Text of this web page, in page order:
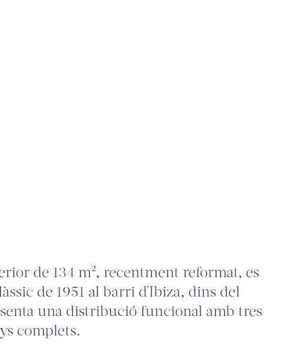
de 134 m², recentment reformat, es
de 1951 al barri d'Ibiza, dins del
una distribució funcional amb tres
complets.